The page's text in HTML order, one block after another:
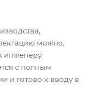
можно,
инженеру.
с полным
и готово к вводу в